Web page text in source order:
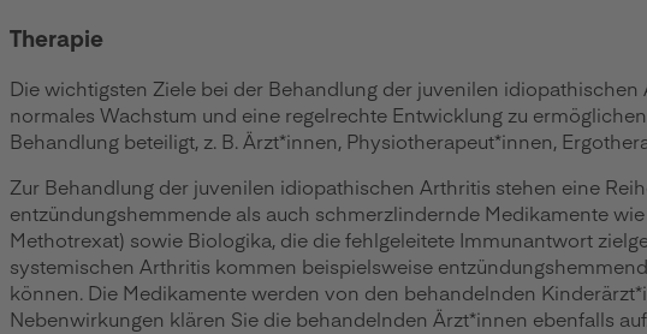
Therapie
Die wichtigsten Ziele bei der Behandlung der juvenilen
normales Wachstum und eine regelrechte Entwicklung zu
Behandlung beteiligt, z. B. Ärzt*innen, Physiotherapeut*innen,
Zur Behandlung der juvenilen idiopathischen Arthritis stehen eine
entzündungshemmende als auch schmerzlindernde Medikamente
Methotrexat) sowie Biologika, die die fehlgeleitete Immunantwort
systemischen Arthritis kommen beispielsweise
können. Die Medikamente werden von den behandelnden
Nebenwirkungen klären Sie die behandelnden Ärzt*innen ebenfalls auf.